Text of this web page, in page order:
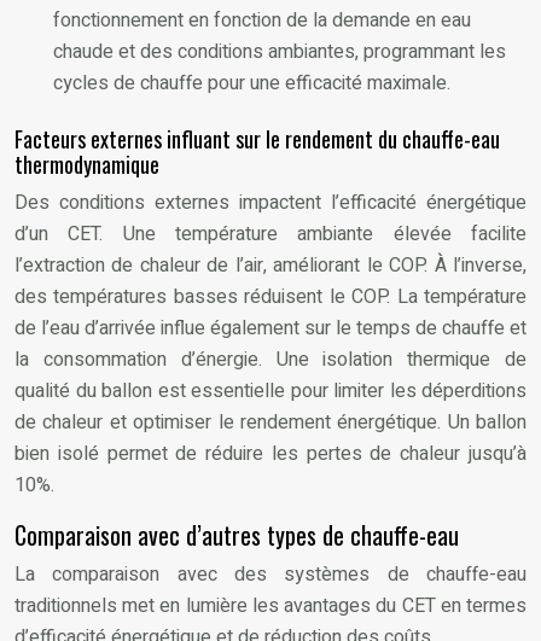
fonctionnement en fonction de la demande en eau
chaude et des conditions ambiantes, programmant les
cycles de chauffe pour une efficacité maximale.
Facteurs externes influant sur le rendement du chauffe-eau
thermodynamique
Des conditions externes impactent l’efficacité énergétique
d’un CET. Une température ambiante élevée facilite
l’extraction de chaleur de l’air, améliorant le COP. À l’inverse,
des températures basses réduisent le COP. La température
de l’eau d’arrivée influe également sur le temps de chauffe et
la consommation d’énergie. Une isolation thermique de
qualité du ballon est essentielle pour limiter les déperditions
de chaleur et optimiser le rendement énergétique. Un ballon
bien isolé permet de réduire les pertes de chaleur jusqu’à
10%.
Comparaison avec d’autres types de chauffe-eau
La comparaison avec des systèmes de chauffe-eau
traditionnels met en lumière les avantages du CET en termes